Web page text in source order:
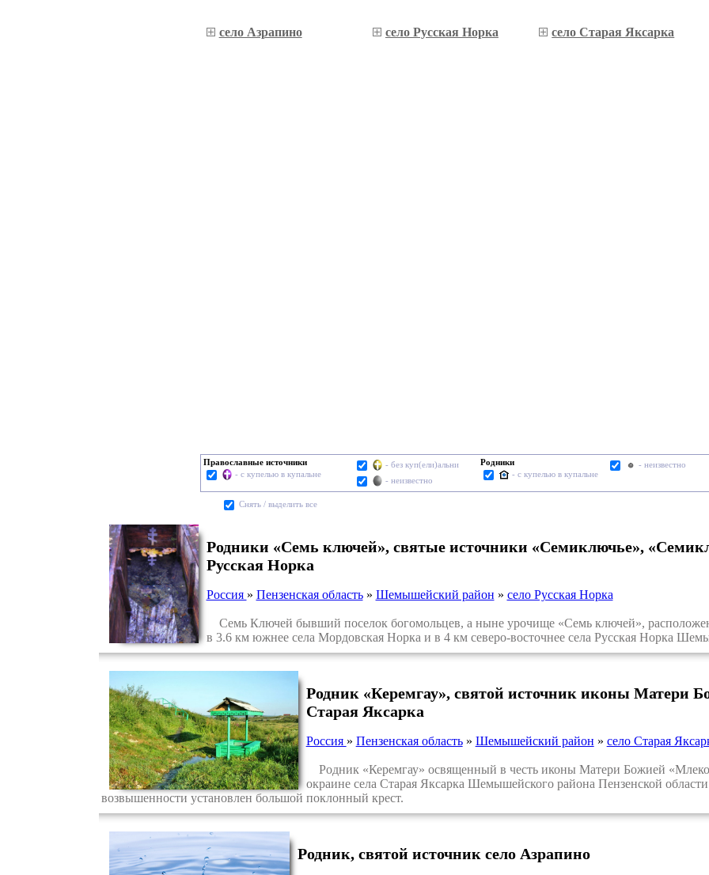
село Азрапино село Русская Норка село Старая Яксарка
Православные источники
- с купелью в купальне
- без куп(ели)альни
- неизвестно
Родники
- с купелью в купальне
- неизвестно
Cнять / выделить все
Родники «Семь ключей», святые источники «Семиключье»,
Русская Норка
Россия » Пензенская область» Шемышейский район » село Русская Норка
Семь Ключей бывший поселок богомольцев, а ныне урочище «Семь ключей», расположен
в 3.6 км южнее села Мордовская Норка и в 4 км северо-восточнее села Русская Норка
Родник «Керемгау», святой источник иконы Матери
Старая Яксарка
Россия » Пензенская область» Шемышейский район » село Старая
Родник «Керемгау» освященный в честь иконы Матери Божией
окраине села Старая Яксарка Шемышейского района Пензенской
возвышенности установлен большой поклонный крест.
Родник, святой источник село Азрапино